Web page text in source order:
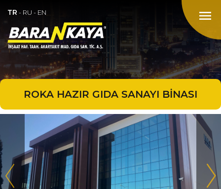
menu
TR - RU - EN
ROKA HAZIR GIDA SANAYI BİNASI